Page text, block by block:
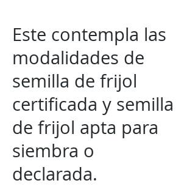
Este contempla las
modalidades de
semilla de frijol
certificada y semilla
de frijol apta para
siembra o
declarada.